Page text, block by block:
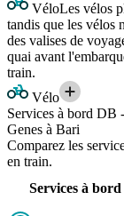
VéloLes vélos
tandis que les vélos
des valises de
quai avant
train.
Vélo
Services à bord DB
Genes à Bari
Comparez les
en train.
Services à bord